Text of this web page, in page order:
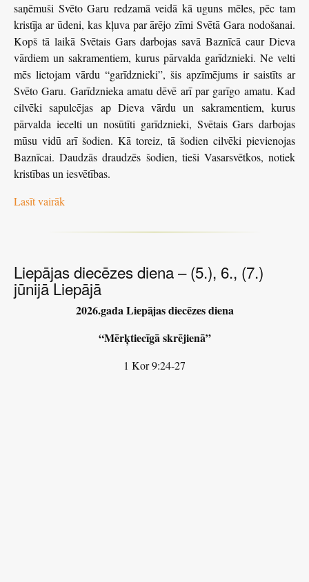
saņēmuši Svēto Garu redzamā veidā kā uguns mēles, pēc tam
kristīja ar ūdeni, kas kļuva par ārējo zīmi Svētā Gara nodošanai.
Kopš tā laikā Svētais Gars darbojas savā Baznīcā caur Dieva
vārdiem un sakramentiem, kurus pārvalda garīdznieki. Ne velti
mēs lietojam vārdu “garīdznieki”, šis apzīmējums ir saistīts ar
Svēto Garu. Garīdznieka amatu dēvē arī par garīgo amatu. Kad
cilvēki sapulcējas ap Dieva vārdu un sakramentiem, kurus
pārvalda iecelti un nosūtīti garīdznieki, Svētais Gars darbojas
mūsu vidū arī šodien. Kā toreiz, tā šodien cilvēki pievienojas
Baznīcai. Daudzās draudzēs šodien, tieši Vasarsvētkos, notiek
kristības un iesvētības.
Lasīt vairāk
Liepājas diecēzes diena – (5.), 6., (7.)
jūnijā Liepājā
2026.gada Liepājas diecēzes diena
“Mērķtiecīgā skrējienā”
1 Kor 9:24-27